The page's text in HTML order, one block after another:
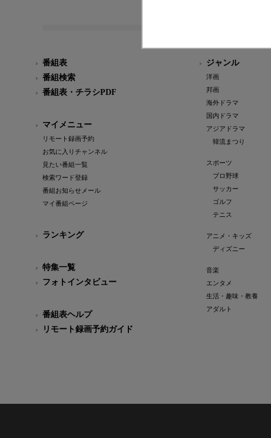
番組表
番組検索
番組表・チラシPDF
マイメニュー
リモート録画予約
お気に入りチャンネル
見たい番組一覧
検索ワード登録
番組お知らせメール
マイ番組ページ
ランキング
特集一覧
フォトインタビュー
番組表ヘルプ
リモート録画予約ガイド
ジャンル
洋画
邦画
海外ドラマ
国内ドラマ
アジアドラマ
韓流まつり
スポーツ
プロ野球
サッカー
ゴルフ
テニス
アニメ・キッズ
ディズニー
音楽
エンタメ
生活・趣味・教養
アダルト